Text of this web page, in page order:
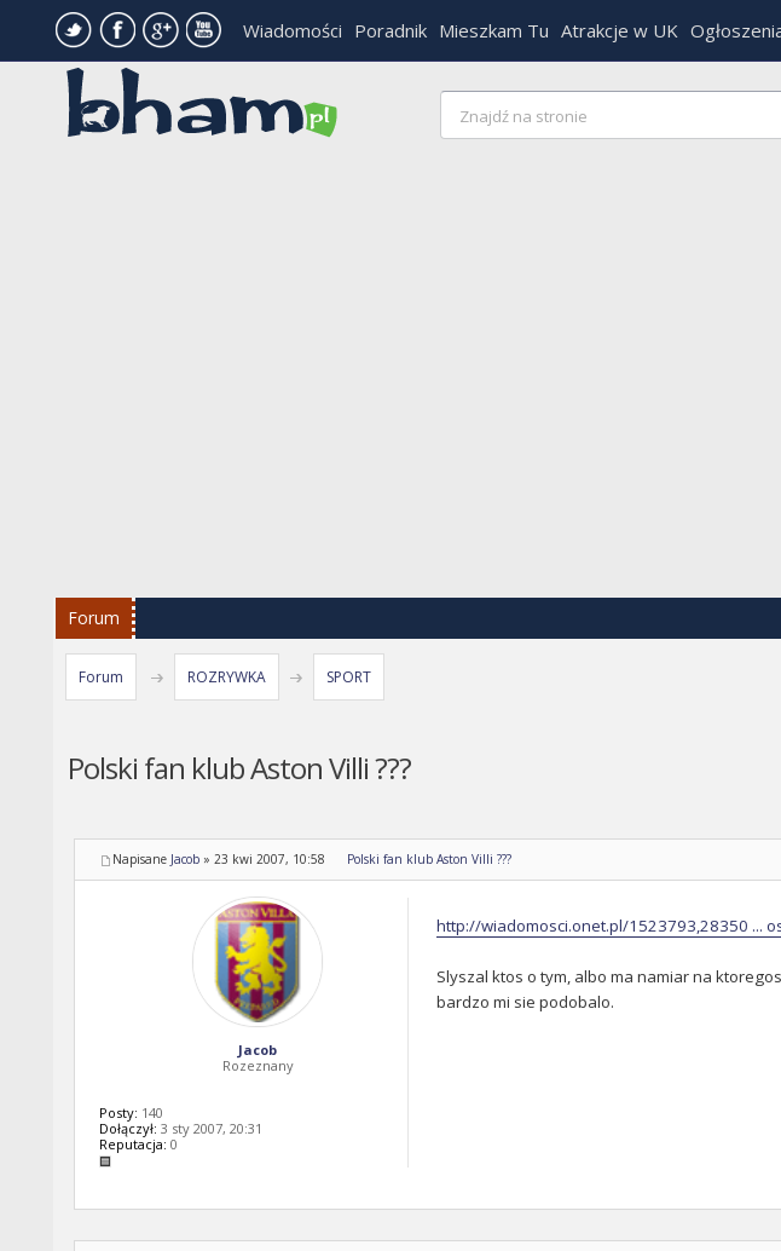
Wiadomości Poradnik Mieszkam Tu Atrakcje w UK
Forum
Forum ROZRYWKA SPORT
Polski fan klub Aston Villi ???
Napisane Jacob » 23 kwi 2007, 10:58 Polski fan klub Aston Villi ???
http://wiadomosci.onet.pl/1523793,28350 ...
Slyszal ktos o tym, albo ma namiar na
bardzo mi sie podobalo.
Jacob
Rozeznany
Posty: 140
Dołączył: 3 sty 2007, 20:31
Reputacja: 0